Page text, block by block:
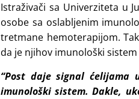
Istraživači sa Univerziteta u
osobe sa oslabljenim
tretmane hemoterapijom.
da je njihov imunološki
“Post daje signal ćelijama
imunološki sistem. Dakle,